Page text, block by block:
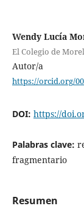
Wendy Lucía
El Colegio de
Autor/a
https://orcid.org/
DOI: https://
Palabras clave:
fragmentario
Resumen